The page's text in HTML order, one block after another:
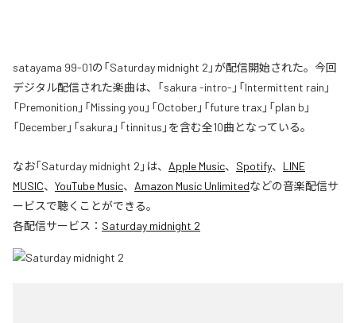
satayama 99-01の「Saturday midnight 2」が配信開始された。今回
デジタル配信された楽曲は、「sakura -intro-」「Intermittent rain」
「Premonition」「Missing you」「October」「future trax」「plan b」
「December」「sakura」「tinnitus」を含む全10曲となっている。
なお「Saturday midnight 2 」は、 Apple Music、 Spotify、 LINE
MUSIC、 YouTube Music、 Amazon Music Unlimitedなどの音楽配信サ
ービスで聴くことができる。
各配信サービス： Saturday midnight 2